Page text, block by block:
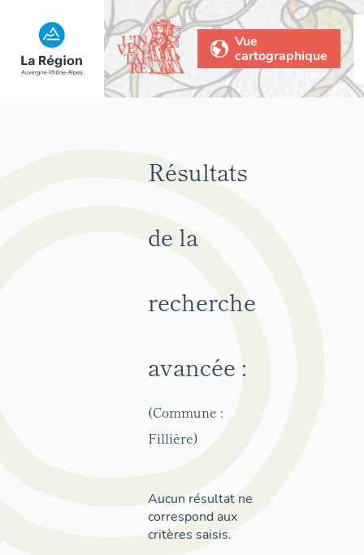
Vue
cartographique
Résultats
de la
recherche
avancée :
(Commune :
Fillière)
Aucun résultat ne
correspond aux
critères saisis.